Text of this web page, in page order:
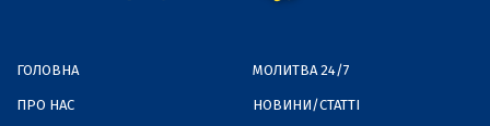
ГОЛОВНА
ПРО НАС
МОЛИТВА 24/7
НОВИНИ/СТАТТІ